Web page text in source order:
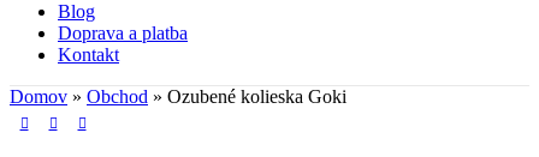
Blog
Doprava a platba
Kontakt
Domov » Obchod » Ozubené kolieska Goki